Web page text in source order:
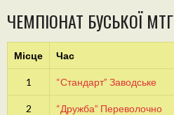
ЧЕМПІОНАТ БУСЬКОЇ МТГ
Місце Час
1 “Стандарт” Заводське
2 “Дружба” Переволочно